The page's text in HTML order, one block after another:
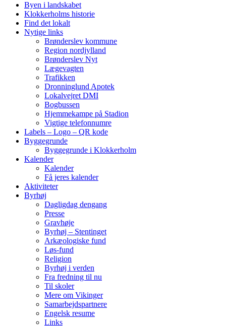
Byen i landskabet
Klokkerholms historie
Find det lokalt
Nytige links
Brønderslev kommune
Region nordjylland
Brønderslev Nyt
Lægevagten
Trafikken
Dronninglund Apotek
Lokalvejret DMI
Bogbussen
Hjemmekampe på Stadion
Vigtige telefonnumre
Labels – Logo – QR kode
Byggegrunde
Byggegrunde i Klokkerholm
Kalender
Kalender
Få jeres kalender
Aktiviteter
Byrhøj
Dagligdag dengang
Presse
Gravhøje
Byrhøj – Stentinget
Arkæologiske fund
Løs-fund
Religion
Byrhøj i verden
Fra fredning til nu
Til skoler
Mere om Vikinger
Samarbejdspartnere
Engelsk resume
Links